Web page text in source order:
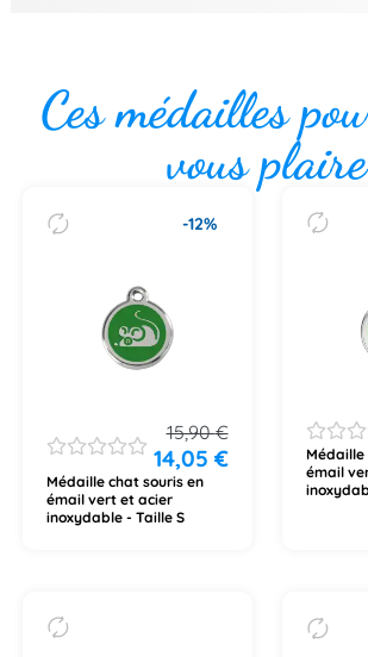
Ces médailles
vous plaire
-12%
15,90€
14,05 €
Médaille chat souris en
émail vert et acier
inoxydable - Taille S
Médaille
émail